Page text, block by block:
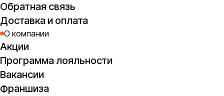
Обратная связь
Доставка и оплата
О компании
Акции
Программа лояльности
Вакансии
Франшиза